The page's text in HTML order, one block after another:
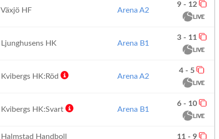
Växjö HF Arena A2
9 - 12
Ljunghusens HK Arena B1
3 - 11
Kvibergs HK:Röd Arena A2
4 - 5
Kvibergs HK:Svart Arena B1
6 - 10
Halmstad Handboll
11 - 9